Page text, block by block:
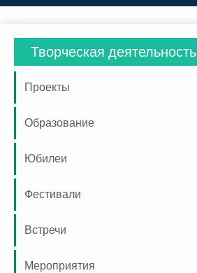
Творческая деятельность
Проекты
Образование
Юбилеи
Фестивали
Встречи
Мероприятия